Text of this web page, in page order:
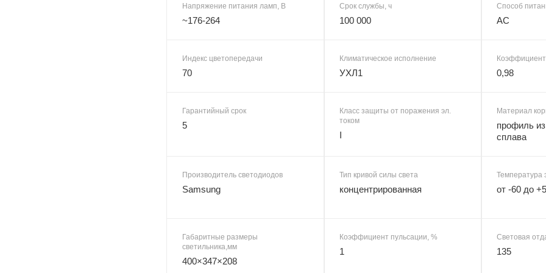
Напряжение питания ламп, В
~176-264
Срок службы, ч
100 000
Способ
AC
Индекс цветопередачи
70
Климатическое исполнение
УХЛ1 0,98
Гарантийный срок
5
Класс защиты от поражения эл.
током
I
Материал
профиль
сплава
Производитель светодиодов
Samsung
Тип кривой силы света
концентрированная
Температура
от -60 до
Габаритные размеры
светильника,мм
400×347×208
Коэффициент пульсации, %
1
Световая
135